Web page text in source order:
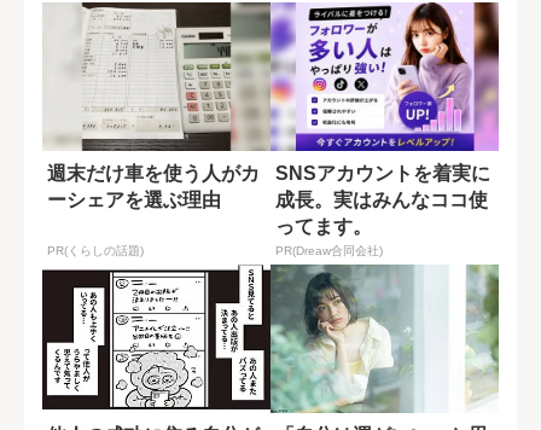
週末だけ車を使う人がカ
ーシェアを選ぶ理由
PR(くらしの話題)
SNSアカウントを着実に
成長。実はみんなココ使
ってます。
PR(Dreaw合同会社)